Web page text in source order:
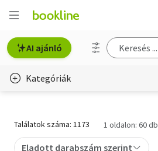
AI ajánló
Kategóriák
Találatok száma: 1173 1 oldalon: 60 db
Eladott darabszám szerint